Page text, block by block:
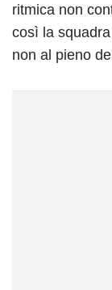
ritmica non
così la
non al pieno